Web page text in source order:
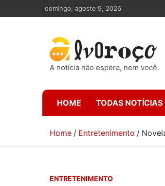
to
domingo, agosto 9, 2026
A notícia não espera, nem você.
HOME TODAS NOTÍCIAS
Home Entretenimento
ENTRETENIMENTO